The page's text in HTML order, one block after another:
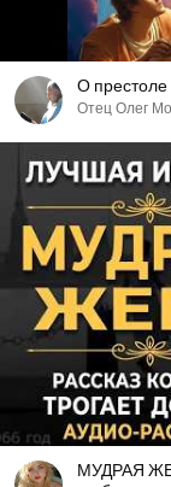
О престоле
Отец Олег
МУДРАЯ